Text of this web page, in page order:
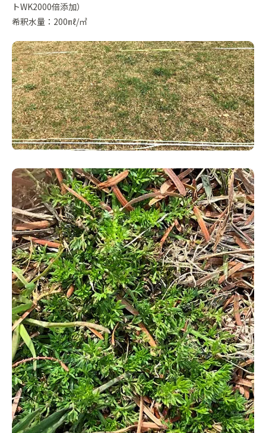
トWK2000倍添加）
希釈水量：200㎖/㎡